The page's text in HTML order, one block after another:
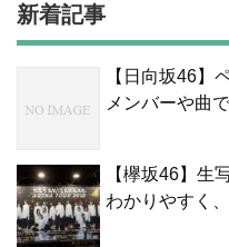
新着記事
【日向坂46】
メンバーや曲
【欅坂46】生
わかりやすく